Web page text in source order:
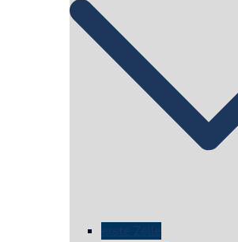
erste Zelle